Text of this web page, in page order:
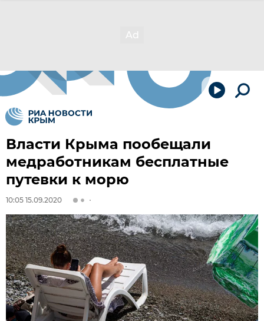
Власти Крыма пообещали
медработникам бесплатные
путевки к морю
10:05 15.09.2020